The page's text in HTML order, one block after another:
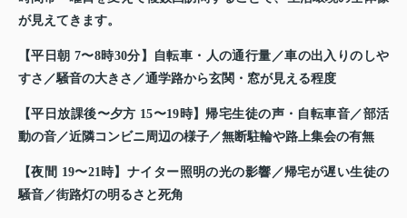
が見えてきます。
【平日朝 7〜8時30分】
自転車・人の通行量／車の出入りのしや
すさ／騒音の大きさ／通学路から玄関・窓が見える程度
【平日放課後〜夕方 15〜19時】 帰宅生徒の声・自転車音／部活
動の音／近隣コンビニ周辺の様子／無断駐輪や路上集会の有無
【夜間 19〜21時】 ナイター照明の光の影響／帰宅が遅い生徒の
騒音／街路灯の明るさと死角